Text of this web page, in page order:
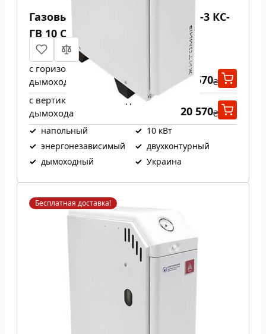
Газовый котел Атем Житомир-3 КС-
ГВ 10 СН
с горизонтальным выходом
дымохода
20 570₴
с вертикальным выходом
дымохода
20 570₴
✓ напольный ✓ 10 кВт
✓ энергонезависимый ✓ двухконтурный
✓ дымоходный ✓ Украина
Бесплатная доставка!